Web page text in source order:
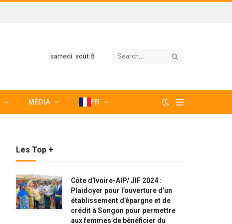
samedi, août 8
MÉDIA FR
Les Top +
Côte d’Ivoire-AIP/ JIF 2024 :
Plaidoyer pour l’ouverture d’un
établissement d’épargne et de
crédit à Songon pour permettre
aux femmes de bénéficier du